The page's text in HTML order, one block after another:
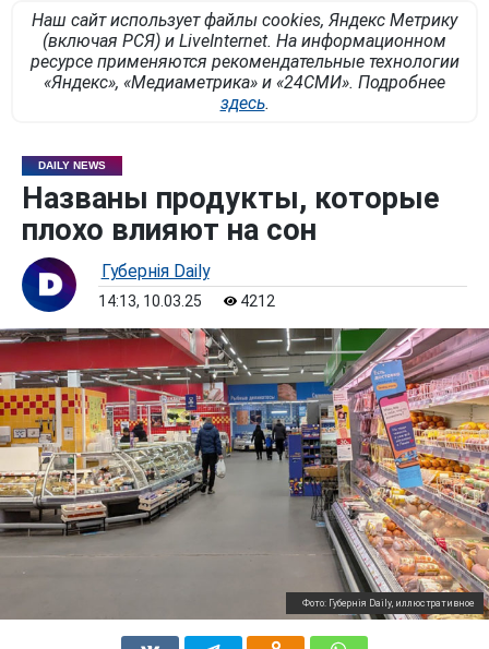
Наш сайт использует файлы cookies, Яндекс Метрику
(включая РСЯ) и LiveInternet. На информационном
ресурсе применяются рекомендательные технологии
«Яндекс», «Медиаметрика» и «24СМИ». Подробнее
здесь.
DAILY NEWS
Названы продукты, которые
плохо влияют на сон
Губернiя Daily
14:13, 10.03.25 4212
Фото: Губернiя Daily, иллюстративное